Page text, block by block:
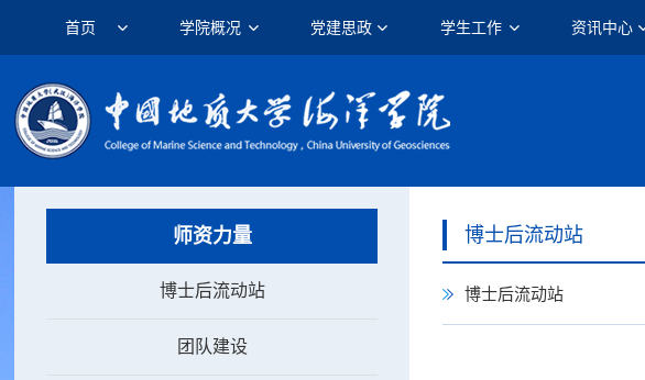
首页 学院概况 党建思政 学生工作 资讯中心
师资力量
博士后流动站
团队建设
博士后流动站
博士后流动站